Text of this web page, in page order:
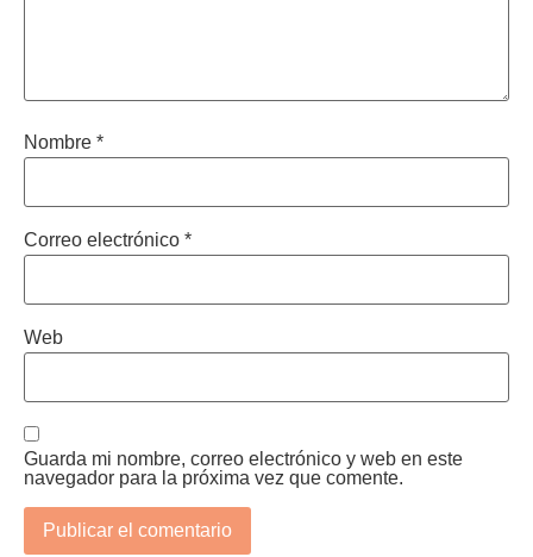
Guarda mi nombre, correo electrónico y web en este
cetogénica baja en
carbohidratos y rica en
grasas
La guía definitiva de las dietas cetogénicas y
bajas en carbohidratos y grasas